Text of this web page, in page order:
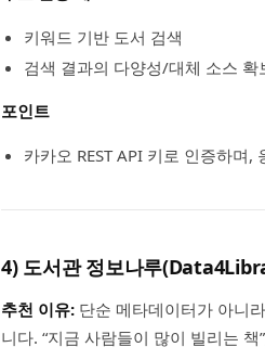
키워드 기반 도서 검색
검색 결과의 다양성/대체 소스 확
포인트
카카오 REST API 키로 인증하며
4) 도서관 정보나루
추천 이유: 단순 메타데이터가 아니라
니다. “지금 사람들이 많이 빌리는